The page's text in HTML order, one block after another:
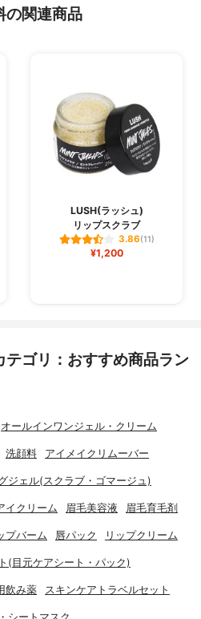
の関連商品
LUSH(ラッシュ)
リップスクラブ
3.86(11)
¥1,200
ゴリ：おすすめ商品ラン
オールインワンジェル・クリーム
洗顔料 アイメイクリムーバー
ジェル(スクラブ・ゴマージュ)
イクリーム 眉毛美容液 眉毛育毛剤
プバーム 唇パック リップクリーム
(目元ケアシート・パック)
飲み薬 スキンケアトラベルセット